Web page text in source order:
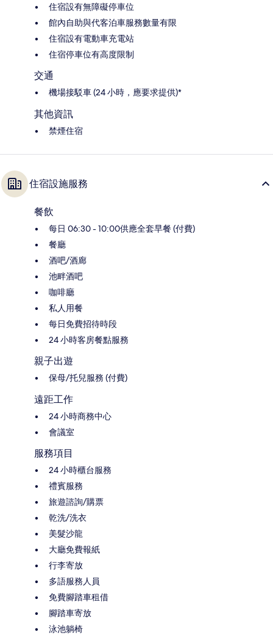
住宿設有無障礙停車位
館內自助與代客泊車服務數量有限
住宿設有電動車充電站
住宿停車位有高度限制
交通
機場接駁車 (24 小時，應要求提供)*
其他資訊
禁煙住宿
住宿設施服務
餐飲
每日 06:30 - 10:00供應全套早餐 (付費)
餐廳
酒吧/酒廊
池畔酒吧
咖啡廳
私人用餐
每日免費招待時段
24 小時客房餐點服務
親子出遊
保母/托兒服務 (付費)
遠距工作
24 小時商務中心
會議室
服務項目
24 小時櫃台服務
禮賓服務
旅遊諮詢/購票
乾洗/洗衣
美髮沙龍
大廳免費報紙
行李寄放
多語服務人員
免費腳踏車租借
腳踏車寄放
泳池躺椅